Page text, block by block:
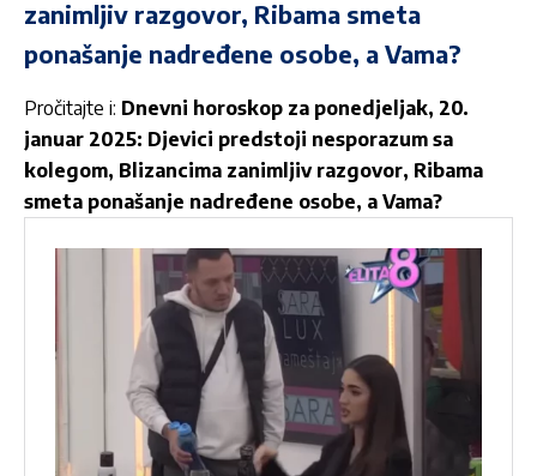
zanimljiv razgovor, Ribama smeta
ponašanje nadređene osobe, a Vama?
Pročitajte i: Dnevni horoskop za ponedjeljak, 20.
januar 2025: Djevici predstoji nesporazum sa
kolegom, Blizancima zanimljiv razgovor, Ribama
smeta ponašanje nadređene osobe, a Vama?